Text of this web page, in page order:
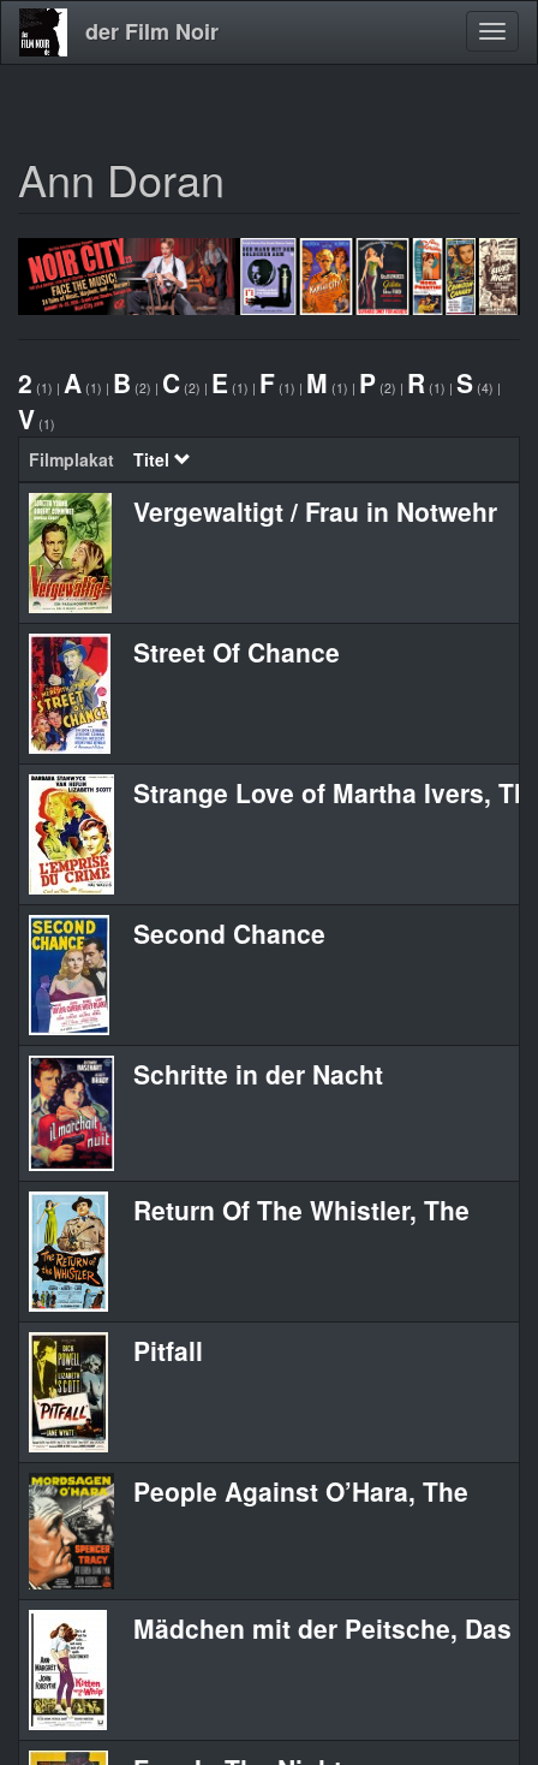
Direkt
zum
der Film Noir
Ann Doran
2 (1) | A (1) | B (2) | C (2) | E (1) | F (1) | M (1) | P (2) | R (1) | S (4) |
V (1)
Filmplakat Titel
Vergewaltigt / Frau in Notwehr
Street Of Chance
Strange Love of Martha Ivers,
Second Chance
Schritte in der Nacht
Return Of The Whistler, The
Pitfall
People Against O’Hara, The
Mädchen mit der Peitsche, Das